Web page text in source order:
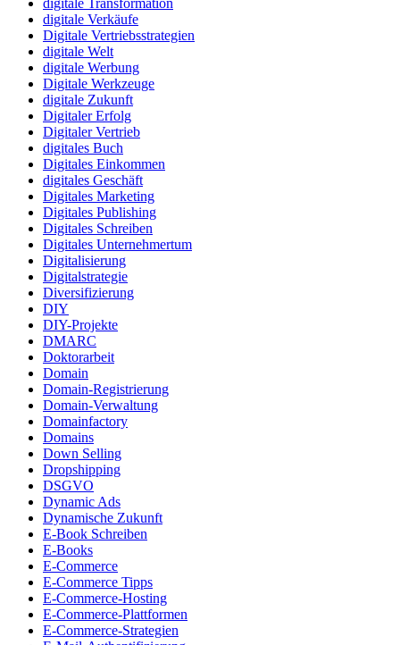
digitale Transformation
digitale Verkäufe
Digitale Vertriebsstrategien
digitale Welt
digitale Werbung
Digitale Werkzeuge
digitale Zukunft
Digitaler Erfolg
Digitaler Vertrieb
digitales Buch
Digitales Einkommen
digitales Geschäft
Digitales Marketing
Digitales Publishing
Digitales Schreiben
Digitales Unternehmertum
Digitalisierung
Digitalstrategie
Diversifizierung
DIY
DIY-Projekte
DMARC
Doktorarbeit
Domain
Domain-Registrierung
Domain-Verwaltung
Domainfactory
Domains
Down Selling
Dropshipping
DSGVO
Dynamic Ads
Dynamische Zukunft
E-Book Schreiben
E-Books
E-Commerce
E-Commerce Tipps
E-Commerce-Hosting
E-Commerce-Plattformen
E-Commerce-Strategien